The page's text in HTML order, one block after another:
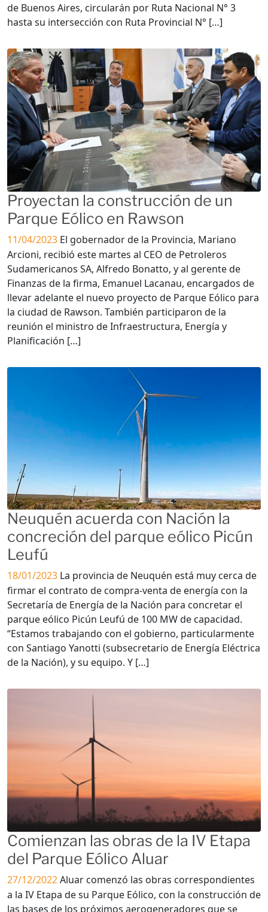
de Buenos Aires, circularán por Ruta Nacional N° 3
hasta su intersección con Ruta Provincial N° […]
Proyectan la construcción de un
Parque Eólico en Rawson
11/04/2023 El gobernador de la Provincia, Mariano
Arcioni, recibió este martes al CEO de Petroleros
Sudamericanos SA, Alfredo Bonatto, y al gerente de
Finanzas de la firma, Emanuel Lacanau, encargados de
llevar adelante el nuevo proyecto de Parque Eólico para
la ciudad de Rawson. También participaron de la
reunión el ministro de Infraestructura, Energía y
Planificación […]
Neuquén acuerda con Nación la
concreción del parque eólico Picún
Leufú
18/01/2023 La provincia de Neuquén está muy cerca de
firmar el contrato de compra-venta de energía con la
Secretaría de Energía de la Nación para concretar el
parque eólico Picún Leufú de 100 MW de capacidad.
“Estamos trabajando con el gobierno, particularmente
con Santiago Yanotti (subsecretario de Energía Eléctrica
de la Nación), y su equipo. Y […]
Comienzan las obras de la IV Etapa
del Parque Eólico Aluar
27/12/2022Aluar comenzó las obras correspondientes
a la IV Etapa de su Parque Eólico, con la construcción de
las bases de los próximos aerogeneradores que se